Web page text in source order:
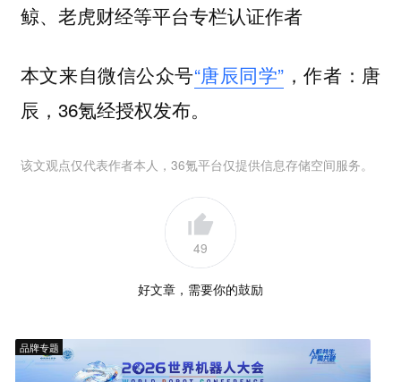
鲸、老虎财经等平台专栏认证作者
本文来自微信公众号“唐辰同学” ，作者：唐
辰，36氪经授权发布。
该文观点仅代表作者本人，36氪平台仅提供信息存储空间服务。
49
好文章，需要你的鼓励
品牌专题